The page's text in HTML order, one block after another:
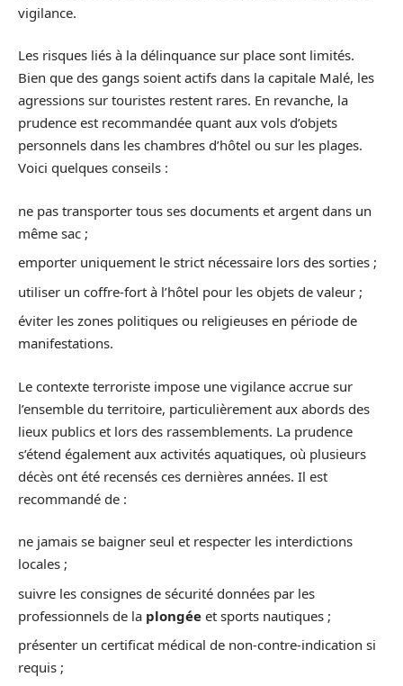
vigilance.
Les risques liés à la délinquance sur place sont limités.
Bien que des gangs soient actifs dans la capitale Malé, les
agressions sur touristes restent rares. En revanche, la
prudence est recommandée quant aux vols d’objets
personnels dans les chambres d’hôtel ou sur les plages.
Voici quelques conseils :
ne pas transporter tous ses documents et argent dans un
même sac ;
emporter uniquement le strict nécessaire lors des sorties ;
utiliser un coffre-fort à l’hôtel pour les objets de valeur ;
éviter les zones politiques ou religieuses en période de
manifestations.
Le contexte terroriste impose une vigilance accrue sur
l’ensemble du territoire, particulièrement aux abords des
lieux publics et lors des rassemblements. La prudence
s’étend également aux activités aquatiques, où plusieurs
décès ont été recensés ces dernières années. Il est
recommandé de :
ne jamais se baigner seul et respecter les interdictions
locales ;
suivre les consignes de sécurité données par les
professionnels de la plongée et sports nautiques ;
présenter un certificat médical de non-contre-indication si
requis ;